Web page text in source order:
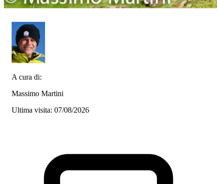
A cura di:
Massimo Martini
Ultima visita: 07/08/2026